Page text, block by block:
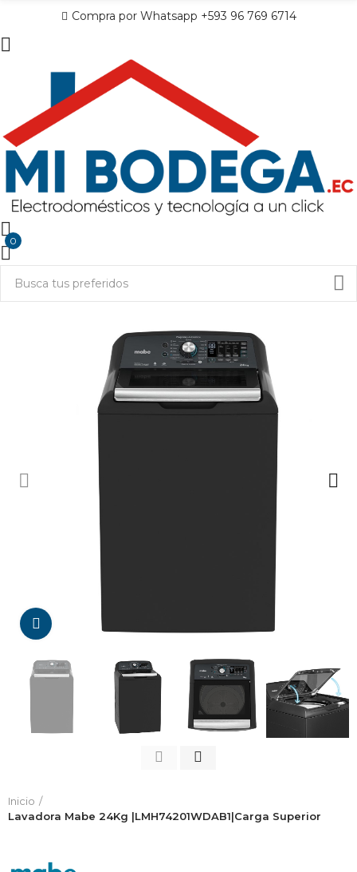
Compra por Whatsapp +593 96 769 6714
0
Da click para agrandar
Inicio
Lavadora Mabe 24Kg |LMH74201WDAB1|Carga Superior